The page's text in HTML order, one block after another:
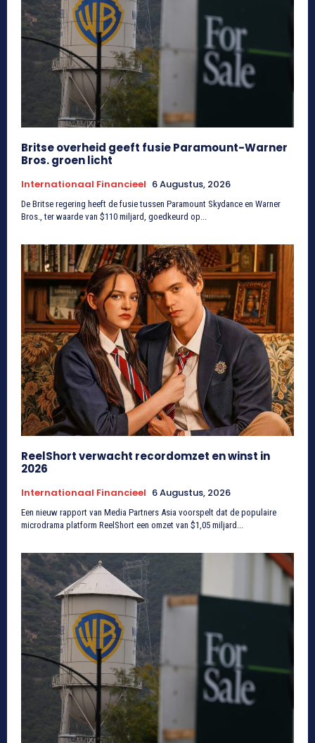
Britse overheid geeft fusie Paramount-Warner
Bros. groen licht
Internationaal Financieel 6 Augustus, 2026
De Britse regering heeft de fusie tussen Paramount Skydance en Warner
Bros., ter waarde van $110 miljard, goedkeurd op...
ReelShort verwacht recordomzet en winst in
2026
Internationaal Financieel 6 Augustus, 2026
Een nieuw rapport van Media Partners Asia voorspelt dat de populaire
microdrama platform ReelShort een omzet van $1,05 miljard...